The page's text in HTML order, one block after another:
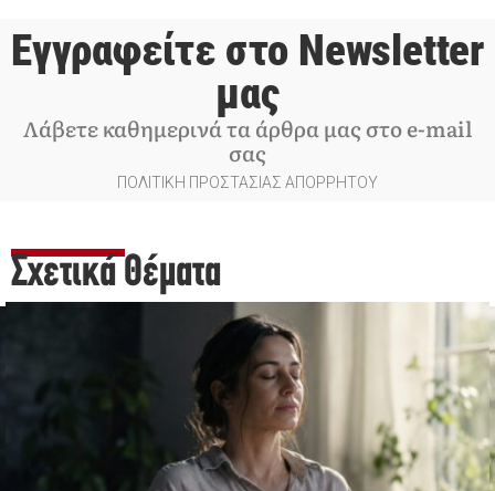
Εγγραφείτε στο Newsletter
μας
Λάβετε καθημερινά τα άρθρα μας στο e-mail
σας
ΠΟΛΙΤΙΚΗ ΠΡΟΣΤΑΣΙΑΣ ΑΠΟΡΡΗΤΟΥ
Σχετικά Θέματα